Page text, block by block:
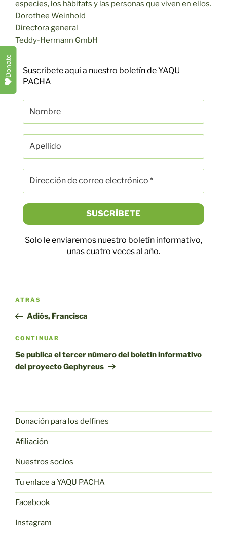
especies, los hábitats y las personas que viven en ellos.
Dorothee Weinhold
Directora general
Teddy-Hermann GmbH
Suscríbete aquí a nuestro boletín de YAQU
PACHA
Solo le enviaremos nuestro boletín informativo,
unas cuatro veces al año.
Navegación
entradas
Entrada
anterior
ATRÁS
Adiós, Francisca
Siguiente
entrada
CONTINUAR
Se publica el tercer número del boletín informativo
del proyecto Gephyreus
Donación para los delfines
Afiliación
Nuestros socios
Tu enlace a YAQU PACHA
Facebook
Instagram
Donate